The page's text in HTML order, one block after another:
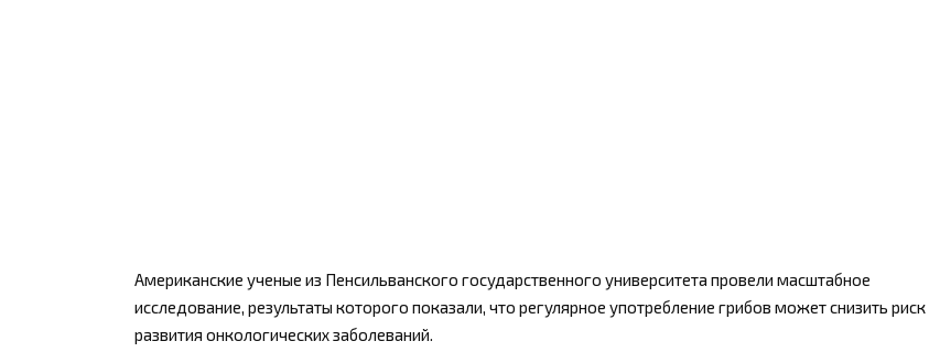
Американские ученые из Пенсильванского государственного университета провели масштабное
исследование, результаты которого показали, что регулярное употребление грибов может снизить риск
развития онкологических заболеваний.